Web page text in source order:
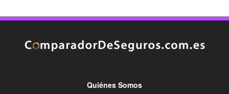
Quiénes Somos